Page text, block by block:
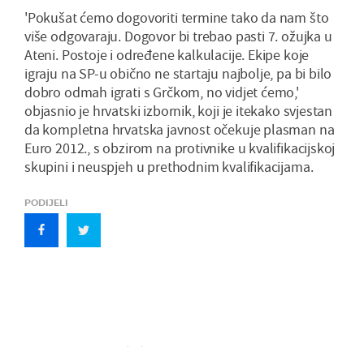
'Pokušat ćemo dogovoriti termine tako da nam što
više odgovaraju. Dogovor bi trebao pasti 7. ožujka u
Ateni. Postoje i određene kalkulacije. Ekipe koje
igraju na SP-u obično ne startaju najbolje, pa bi bilo
dobro odmah igrati s Grčkom, no vidjet ćemo,'
objasnio je hrvatski izbornik, koji je itekako svjestan
da kompletna hrvatska javnost očekuje plasman na
Euro 2012., s obzirom na protivnike u kvalifikacijskoj
skupini i neuspjeh u prethodnim kvalifikacijama.
PODIJELI